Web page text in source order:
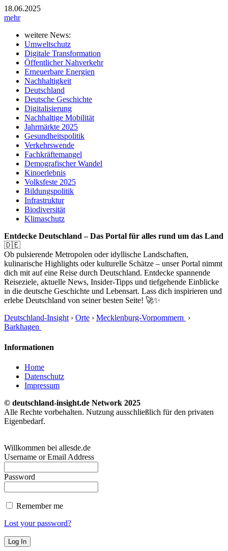
18.06.2025
mehr
weitere News:
Umweltschutz
Digitale Transformation
Öffentlicher Nahverkehr
Erneuerbare Energien
Nachhaltigkeit
Deutschland
Deutsche Geschichte
Digitalisierung
Nachhaltige Mobilität
Jahrmärkte 2025
Gesundheitspolitik
Verkehrswende
Fachkräftemangel
Demografischer Wandel
Kinoerlebnis
Volksfeste 2025
Bildungspolitik
Infrastruktur
Biodiversität
Klimaschutz
Entdecke Deutschland – Das Portal für alles rund um das Land
🇩🇪
Ob pulsierende Metropolen oder idyllische Landschaften,
kulinarische Highlights oder kulturelle Schätze – unser Portal nimmt
dich mit auf eine Reise durch Deutschland. Entdecke spannende
Reiseziele, aktuelle News, Insider-Tipps und tiefgehende Einblicke
in die deutsche Geschichte und Lebensart. Lass dich inspirieren und
erlebe Deutschland von seiner besten Seite! 🚀✨
Deutschland-Insight › Orte › Mecklenburg-Vorpommern ›
Barkhagen
Informationen
Home
Datenschutz
Impressum
© deutschland-insight.de Network 2025
Alle Rechte vorbehalten. Nutzung ausschließlich für den privaten
Eigenbedarf.
Willkommen bei allesde.de
Username or Email Address
Password
Remember me
Lost your password?